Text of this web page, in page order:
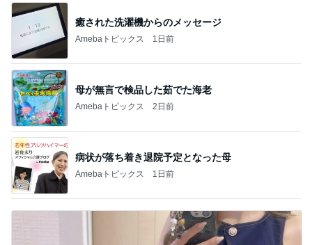
癒された洗濯機からのメッセージ
Amebaトピックス 1日前
母が無言で検品した茹でた海老
Amebaトピックス 2日前
病状が落ち着き退院予定となった母
Amebaトピックス 1日前